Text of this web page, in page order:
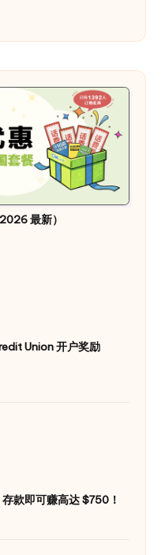
最新）
Union 开户奖励
存款即可赚高达 $750！